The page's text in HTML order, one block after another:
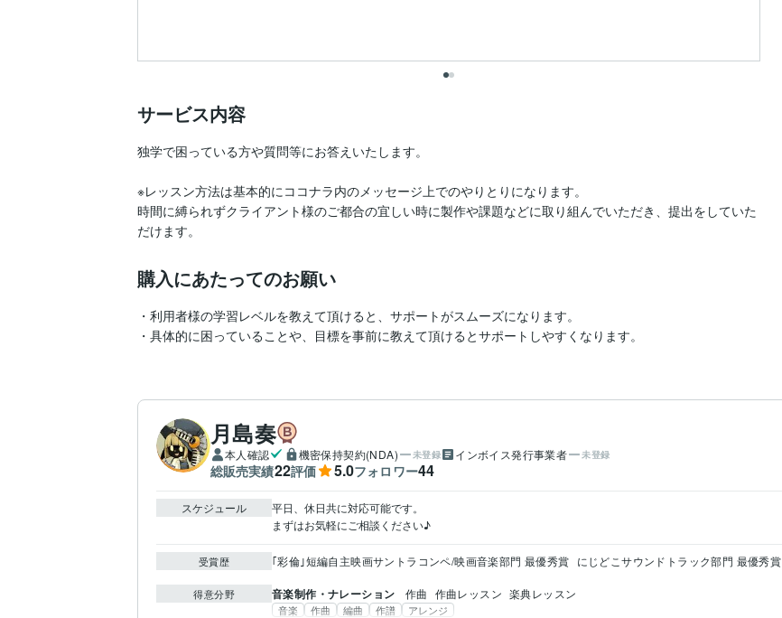
サービス内容
独学で困っている方や質問等にお答えいたします。
※レッスン方法は基本的にココナラ内のメッセージ上でのやりとりになります。
時間に縛られずクライアント様のご都合の宜しい時に製作や課題などに取り組んでいただき、提出をしていた
だけます。
購入にあたってのお願い
・利用者様の学習レベルを教えて頂けると、サポートがスムーズになります。
・具体的に困っていることや、目標を事前に教えて頂けるとサポートしやすくなります。
月島奏
本人確認 機密保持契約(NDA) 未登録 インボイス発行事業者 未登録
総販売実績22評価 5.0フォロワー44
スケジュール
平日、休日共に対応可能です。
まずはお気軽にご相談ください♪
受賞歴 ｢彩倫｣短編自主映画サントラコンペ/映画音楽部門 最優秀賞 にじどこサウンドトラック部門 最優秀賞
得意分野 音楽制作・ナレーション 作曲 作曲レッスン 楽典レッスン
音楽 作曲 編曲 作譜 アレンジ